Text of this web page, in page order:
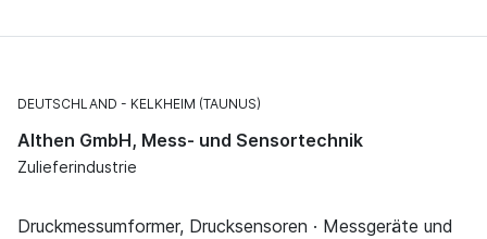
DEUTSCHLAND KELKHEIM (TAUNUS)
Althen GmbH, Mess- und Sensortechnik
Zulieferindustrie
Druckmessumformer, Drucksensoren · Messgeräte und